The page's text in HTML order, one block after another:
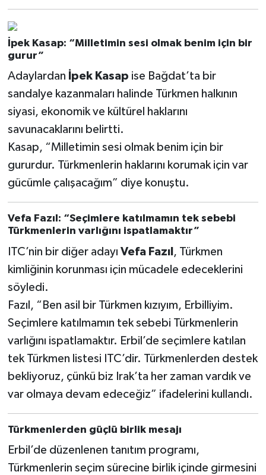
İpek Kasap: “Milletimin sesi olmak benim için bir
gurur”
Adaylardan İpek Kasap ise Bağdat’ta bir
sandalye kazanmaları halinde Türkmen halkının
siyasi, ekonomik ve kültürel haklarını
savunacaklarını belirtti.
Kasap, “Milletimin sesi olmak benim için bir
gururdur. Türkmenlerin haklarını korumak için var
gücümle çalışacağım” diye konuştu.
Vefa Fazıl: “Seçimlere katılmamın tek sebebi
Türkmenlerin varlığını ispatlamaktır”
ITC’nin bir diğer adayı Vefa Fazıl , Türkmen
kimliğinin korunması için mücadele edeceklerini
söyledi.
Fazıl, “Ben asil bir Türkmen kızıyım, Erbilliyim.
Seçimlere katılmamın tek sebebi Türkmenlerin
varlığını ispatlamaktır. Erbil’de seçimlere katılan
tek Türkmen listesi ITC’dir. Türkmenlerden destek
bekliyoruz, çünkü biz Irak’ta her zaman vardık ve
var olmaya devam edeceğiz” ifadelerini kullandı.
Türkmenlerden güçlü birlik mesajı
Erbil’de düzenlenen tanıtım programı,
Türkmenlerin seçim sürecine birlik içinde girmesini